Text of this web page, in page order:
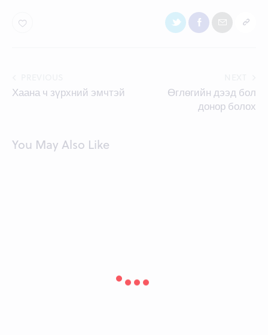
navigation
Хаана ч зүрхний эмчтэй
Өглөгийн дээд бол
донор болох
You May Also Like